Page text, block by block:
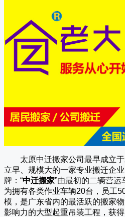
太原中迁搬家公司 最早成立
立早、规模大的一家专业搬迁企
牌：“中迁搬家”由最初的二辆营
为拥有各类作业车辆20台，员工
模，是广东省内的最活跃的搬家
影响力的大型起重吊装工程，获